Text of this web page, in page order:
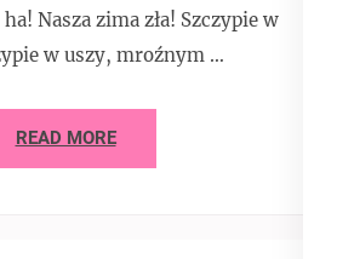
Nasza zima zła! Szczypie w
w uszy, mroźnym …
READ MORE